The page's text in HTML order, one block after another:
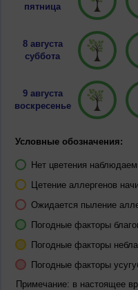
пятница
8 августа
суббота
9 августа
воскресенье
Условные обозначения:
Нет цветения
Цетение аллергенов
Ожидается пыление
Погодные факторы
Погодные факторы
Погодные факторы
Примечание: в настоящее